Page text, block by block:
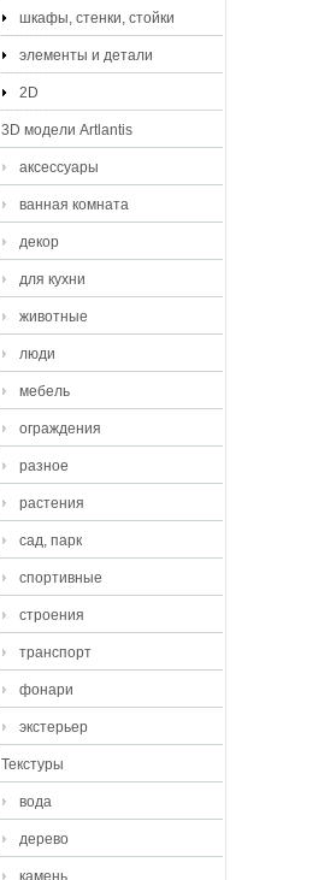
шкафы, стенки, стойки
элементы и детали
2D
3D модели Artlantis
аксессуары
ванная комната
декор
для кухни
животные
люди
мебель
ограждения
разное
растения
сад, парк
спортивные
строения
транспорт
фонари
экстерьер
Текстуры
вода
дерево
камень